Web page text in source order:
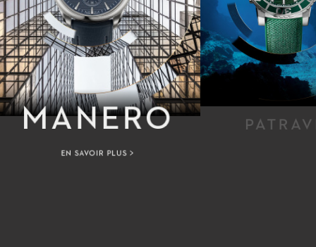
MANERO
EN SAVOIR PLUS